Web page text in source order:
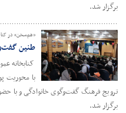
برگزار شد.
«هم‌سخن» در
طنین
کتابخانه
با محوریت
ترویج فرهنگ گفت‌وگوی خانوادگی و با
برگزار شد.